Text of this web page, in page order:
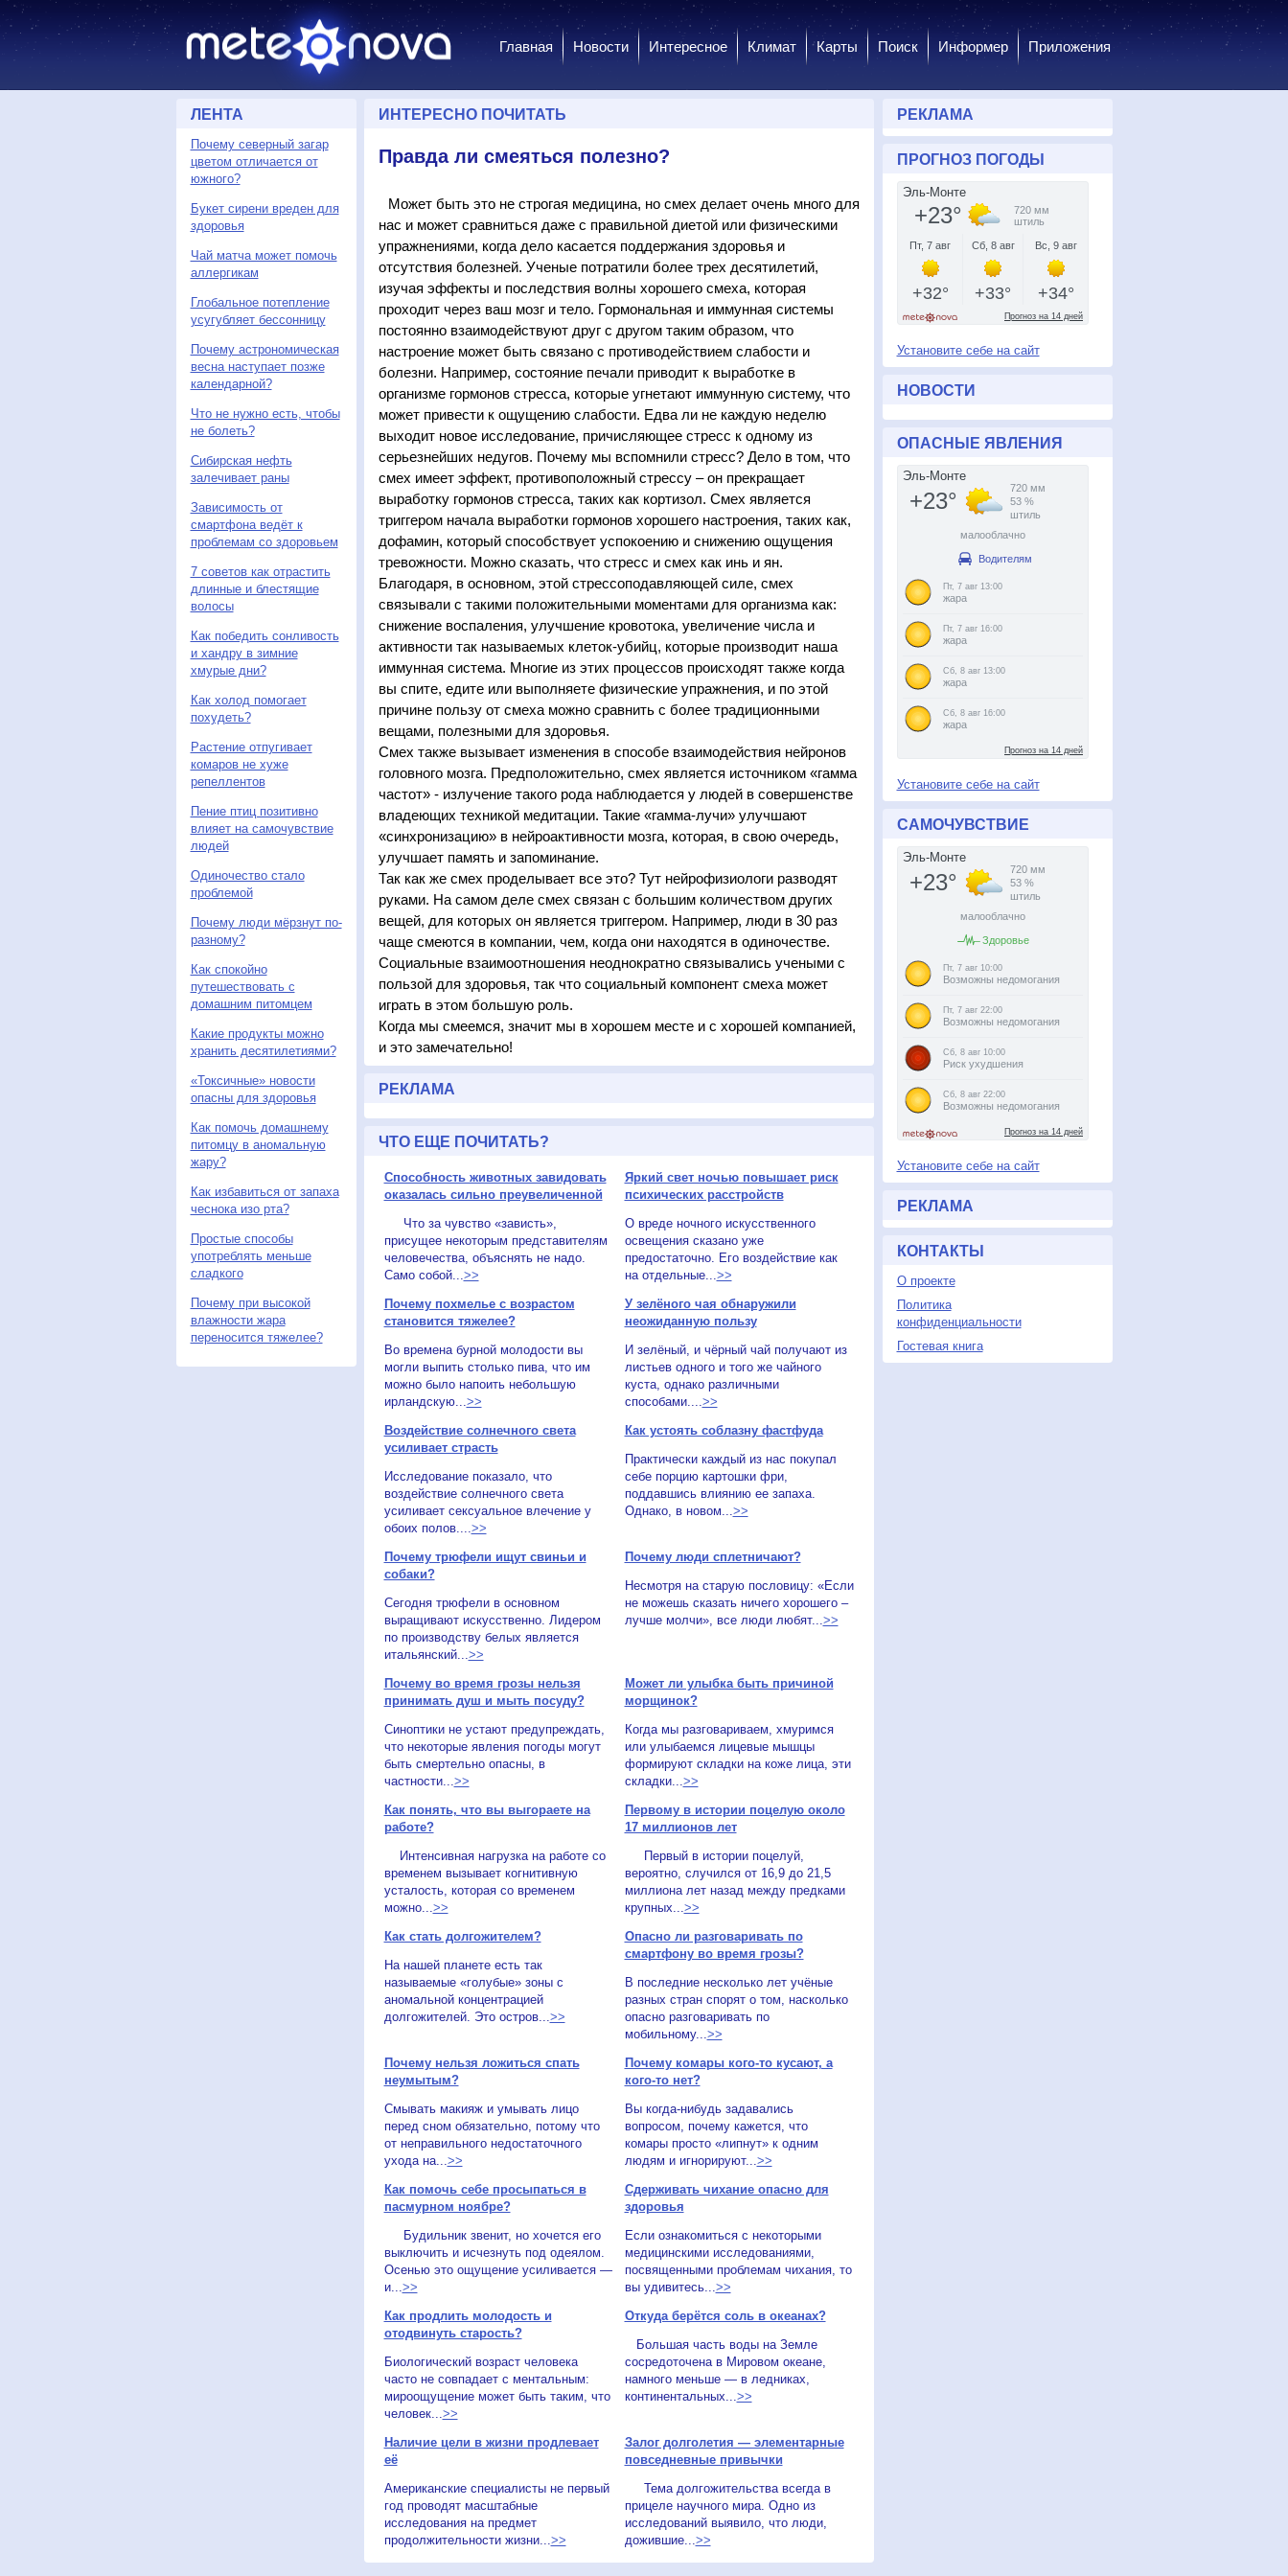
Главная Новости Интересное Климат Карты Поиск Информер Приложения
ЛЕНТА
Почему северный загар
цветом отличается от
южного?
Букет сирени вреден для
здоровья
Чай матча может помочь
аллергикам
Глобальное потепление
усугубляет бессонницу
Почему астрономическая
весна наступает позже
календарной?
Что не нужно есть, чтобы
не болеть?
Сибирская нефть
залечивает раны
Зависимость от
смартфона ведёт к
проблемам со здоровьем
7 советов как отрастить
длинные и блестящие
волосы
Как победить сонливость
и хандру в зимние
хмурые дни?
Как холод помогает
похудеть?
Растение отпугивает
комаров не хуже
репеллентов
Пение птиц позитивно
влияет на самочувствие
людей
Одиночество стало
проблемой
Почему люди мёрзнут по-
разному?
Как спокойно
путешествовать с
домашним питомцем
Какие продукты можно
хранить десятилетиями?
«Токсичные» новости
опасны для здоровья
Как помочь домашнему
питомцу в аномальную
жару?
Как избавиться от запаха
чеснока изо рта?
Простые способы
употреблять меньше
сладкого
Почему при высокой
влажности жара
переносится тяжелее?
ИНТЕРЕСНО ПОЧИТАТЬ
Правда ли смеяться полезно?
Может быть это не строгая медицина, но смех делает очень много для
нас и может сравниться даже с правильной диетой или физическими
упражнениями, когда дело касается поддержания здоровья и
отсутствия болезней. Ученые потратили более трех десятилетий,
изучая эффекты и последствия волны хорошего смеха, которая
проходит через ваш мозг и тело. Гормональная и иммунная системы
постоянно взаимодействуют друг с другом таким образом, что
настроение может быть связано с противодействием слабости и
болезни. Например, состояние печали приводит к выработке в
организме гормонов стресса, которые угнетают иммунную систему, что
может привести к ощущению слабости. Едва ли не каждую неделю
выходит новое исследование, причисляющее стресс к одному из
серьезнейших недугов. Почему мы вспомнили стресс? Дело в том, что
смех имеет эффект, противоположный стрессу – он прекращает
выработку гормонов стресса, таких как кортизол. Смех является
триггером начала выработки гормонов хорошего настроения, таких как,
дофамин, который способствует успокоению и снижению ощущения
тревожности. Можно сказать, что стресс и смех как инь и ян.
Благодаря, в основном, этой стрессоподавляющей силе, смех
связывали с такими положительными моментами для организма как:
снижение воспаления, улучшение кровотока, увеличение числа и
активности так называемых клеток-убийц, которые производит наша
иммунная система. Многие из этих процессов происходят также когда
вы спите, едите или выполняете физические упражнения, и по этой
причине пользу от смеха можно сравнить с более традиционными
вещами, полезными для здоровья.
Смех также вызывает изменения в способе взаимодействия нейронов
головного мозга. Предположительно, смех является источником «гамма
частот» - излучение такого рода наблюдается у людей в совершенстве
владеющих техникой медитации. Такие «гамма-лучи» улучшают
«синхронизацию» в нейроактивности мозга, которая, в свою очередь,
улучшает память и запоминание.
Так как же смех проделывает все это? Тут нейрофизиологи разводят
руками. На самом деле смех связан с большим количеством других
вещей, для которых он является триггером. Например, люди в 30 раз
чаще смеются в компании, чем, когда они находятся в одиночестве.
Социальные взаимоотношения неоднократно связывались учеными с
пользой для здоровья, так что социальный компонент смеха может
играть в этом большую роль.
Когда мы смеемся, значит мы в хорошем месте и с хорошей компанией,
и это замечательно!
РЕКЛАМА
ЧТО ЕЩЕ ПОЧИТАТЬ?
Способность животных завидовать
оказалась сильно преувеличенной
Что за чувство «зависть»,
присущее некоторым представителям
человечества, объяснять не надо.
Само собой...>>
Яркий свет ночью повышает риск
психических расстройств
О вреде ночного искусственного
освещения сказано уже
предостаточно. Его воздействие как
на отдельные...>>
Почему похмелье с возрастом
становится тяжелее?
Во времена бурной молодости вы
могли выпить столько пива, что им
можно было напоить небольшую
ирландскую...>>
У зелёного чая обнаружили
неожиданную пользу
И зелёный, и чёрный чай получают из
листьев одного и того же чайного
куста, однако различными
способами....>>
Воздействие солнечного света
усиливает страсть
Исследование показало, что
воздействие солнечного света
усиливает сексуальное влечение у
обоих полов....>>
Как устоять соблазну фастфуда
Практически каждый из нас покупал
себе порцию картошки фри,
поддавшись влиянию ее запаха.
Однако, в новом...>>
Почему трюфели ищут свиньи и
собаки?
Сегодня трюфели в основном
выращивают искусственно. Лидером
по производству белых является
итальянский...>>
Почему люди сплетничают?
Несмотря на старую пословицу: «Если
не можешь сказать ничего хорошего –
лучше молчи», все люди любят...>>
Почему во время грозы нельзя
принимать душ и мыть посуду?
Синоптики не устают предупреждать,
что некоторые явления погоды могут
быть смертельно опасны, в
частности...>>
Может ли улыбка быть причиной
морщинок?
Когда мы разговариваем, хмуримся
или улыбаемся лицевые мышцы
формируют складки на коже лица, эти
складки...>>
Как понять, что вы выгораете на
работе?
Интенсивная нагрузка на работе со
временем вызывает когнитивную
усталость, которая со временем
можно...>>
Первому в истории поцелую около
17 миллионов лет
Первый в истории поцелуй,
вероятно, случился от 16,9 до 21,5
миллиона лет назад между предками
крупных...>>
Как стать долгожителем?
На нашей планете есть так
называемые «голубые» зоны с
аномальной концентрацией
долгожителей. Это остров...>>
Опасно ли разговаривать по
смартфону во время грозы?
В последние несколько лет учёные
разных стран спорят о том, насколько
опасно разговаривать по
мобильному...>>
Почему нельзя ложиться спать
неумытым?
Смывать макияж и умывать лицо
перед сном обязательно, потому что
от неправильного недостаточного
ухода на...>>
Почему комары кого-то кусают, а
кого-то нет?
Вы когда-нибудь задавались
вопросом, почему кажется, что
комары просто «липнут» к одним
людям и игнорируют...>>
Как помочь себе просыпаться в
пасмурном ноябре?
Будильник звенит, но хочется его
выключить и исчезнуть под одеялом.
Осенью это ощущение усиливается —
и...>>
Сдерживать чихание опасно для
здоровья
Если ознакомиться с некоторыми
медицинскими исследованиями,
посвященными проблемам чихания, то
вы удивитесь...>>
Как продлить молодость и
отодвинуть старость?
Биологический возраст человека
часто не совпадает с ментальным:
мироощущение может быть таким, что
человек...>>
Откуда берётся соль в океанах?
Большая часть воды на Земле
сосредоточена в Мировом океане,
намного меньше — в ледниках,
континентальных...>>
Наличие цели в жизни продлевает
её
Американские специалисты не первый
год проводят масштабные
исследования на предмет
продолжительности жизни...>>
Залог долголетия — элементарные
повседневные привычки
Тема долгожительства всегда в
прицеле научного мира. Одно из
исследований выявило, что люди,
дожившие...>>
РЕКЛАМА
ПРОГНОЗ ПОГОДЫ
Установите себе на сайт
НОВОСТИ
ОПАСНЫЕ ЯВЛЕНИЯ
Установите себе на сайт
САМОЧУВСТВИЕ
Установите себе на сайт
РЕКЛАМА
КОНТАКТЫ
О проекте
Политика
конфиденциальности
Гостевая книга